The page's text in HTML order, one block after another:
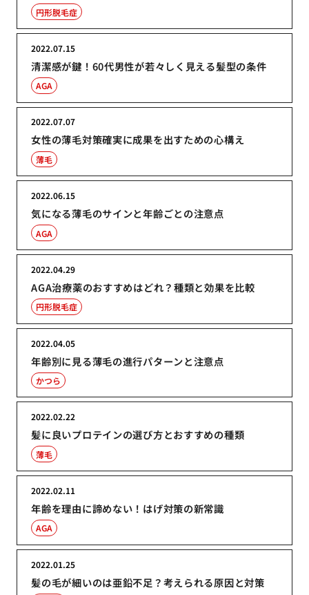
円形脱毛症
清潔感が鍵！60代男性が若々しく見える髪型の条件
2022.07.15
AGA
女性の薄毛対策確実に成果を出すための心構え
2022.07.07
薄毛
気になる薄毛のサインと年齢ごとの注意点
2022.06.15
AGA
AGA治療薬のおすすめはどれ？種類と効果を比較
2022.04.29
円形脱毛症
年齢別に見る薄毛の進行パターンと注意点
2022.04.05
かつら
髪に良いプロテインの選び方とおすすめの種類
2022.02.22
薄毛
年齢を理由に諦めない！はげ対策の新常識
2022.02.11
AGA
髪の毛が細いのは亜鉛不足？考えられる原因と対策
2022.01.25